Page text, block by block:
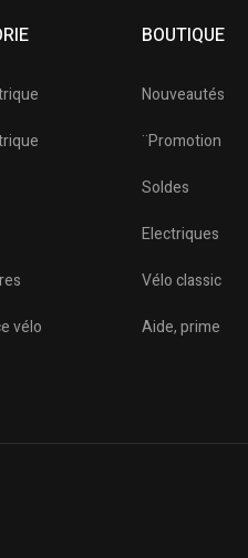
vélo
BOUTIQUE
Nouveautés
¨Promotion
Soldes
Electriques
Vélo classic
Aide, prime